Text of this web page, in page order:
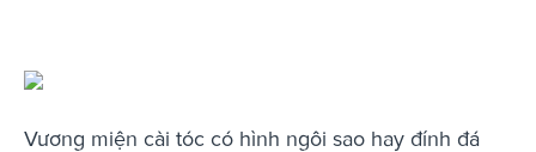
Vương miện cài tóc có hình ngôi sao hay đính đá